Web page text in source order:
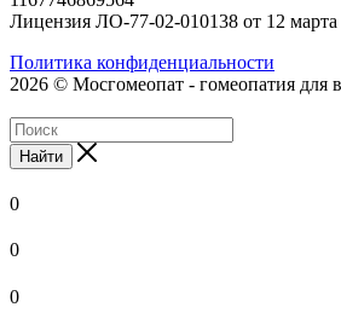
Лицензия ЛО-77-02-010138 от 12 марта
Политика конфиденциальности
2026 © Мосгомеопат - гомеопатия для
Найти
0
0
0